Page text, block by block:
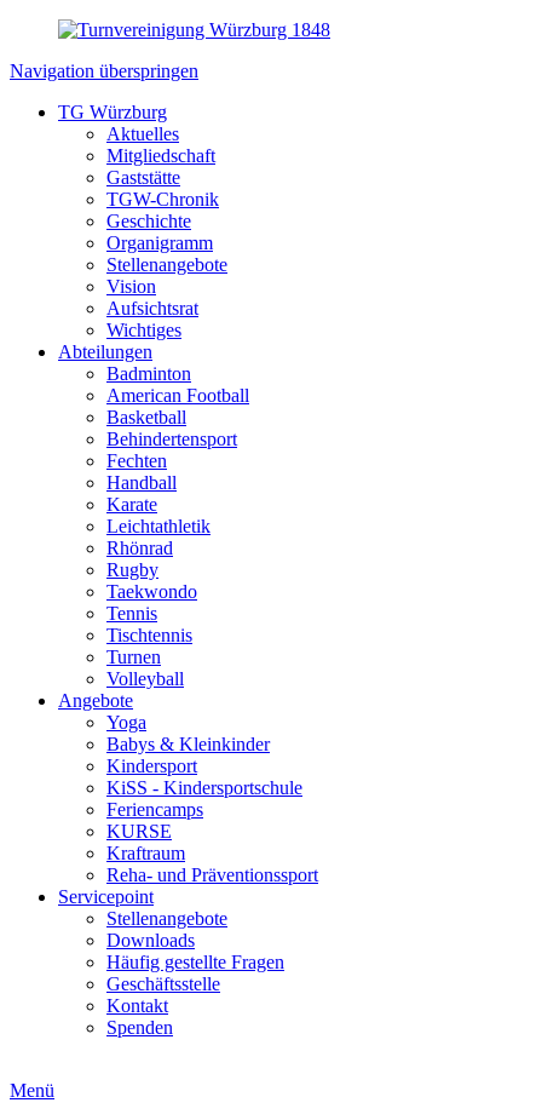
Navigation überspringen
TG Würzburg
Aktuelles
Mitgliedschaft
Gaststätte
TGW-Chronik
Geschichte
Organigramm
Stellenangebote
Vision
Aufsichtsrat
Wichtiges
Abteilungen
Badminton
American Football
Basketball
Behindertensport
Fechten
Handball
Karate
Leichtathletik
Rhönrad
Rugby
Taekwondo
Tennis
Tischtennis
Turnen
Volleyball
Angebote
Yoga
Babys & Kleinkinder
Kindersport
KiSS - Kindersportschule
Feriencamps
KURSE
Kraftraum
Reha- und Präventionssport
Servicepoint
Stellenangebote
Downloads
Häufig gestellte Fragen
Geschäftsstelle
Kontakt
Spenden
Menü